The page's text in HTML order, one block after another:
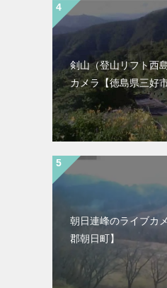
剣山（登山リフト西
カメラ【徳島県三好
朝日連峰のライブカ
郡朝日町】